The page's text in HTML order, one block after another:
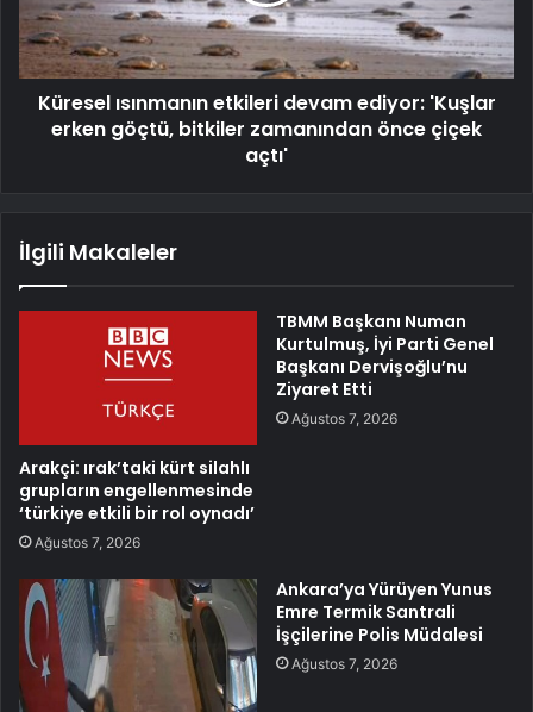
Küresel ısınmanın etkileri devam ediyor: 'Kuşlar
erken göçtü, bitkiler zamanından önce çiçek
açtı'
İlgili Makaleler
Arakçi: ırak’taki kürt silahlı
grupların engellenmesinde
‘türkiye etkili bir rol oynadı’
Ağustos 7, 2026
TBMM Başkanı Numan
Kurtulmuş, İyi Parti Genel
Başkanı Dervişoğlu’nu
Ziyaret Etti
Ağustos 7, 2026
Ankara’ya Yürüyen Yunus
Emre Termik Santrali
İşçilerine Polis Müdalesi
Ağustos 7, 2026